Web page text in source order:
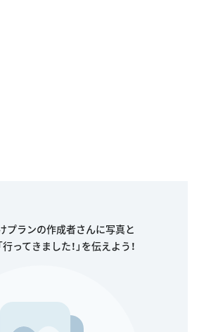
プランの作成者さんに写真と
ってきました！」を伝えよう！